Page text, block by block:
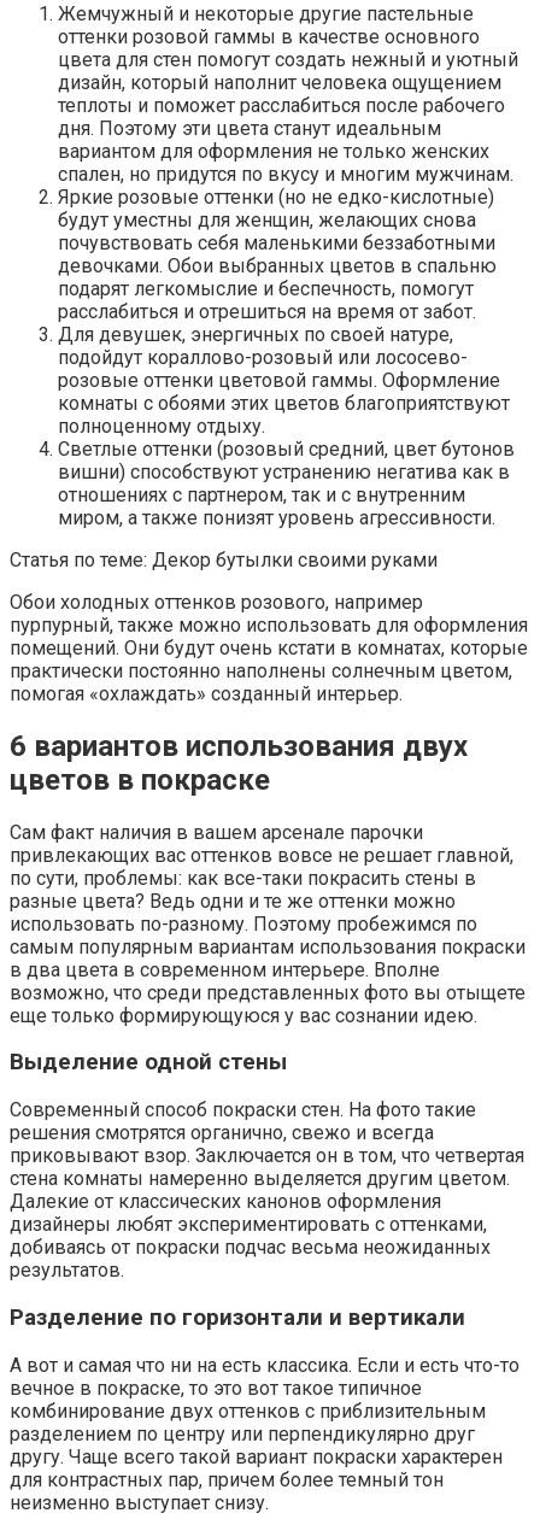
Жемчужный и некоторые другие пастельные
оттенки розовой гаммы в качестве основного
цвета для стен помогут создать нежный и уютный
дизайн, который наполнит человека ощущением
теплоты и поможет расслабиться после рабочего
дня. Поэтому эти цвета станут идеальным
вариантом для оформления не только женских
спален, но придутся по вкусу и многим мужчинам.
Яркие розовые оттенки (но не едко-кислотные)
будут уместны для женщин, желающих снова
почувствовать себя маленькими беззаботными
девочками. Обои выбранных цветов в спальню
подарят легкомыслие и беспечность, помогут
расслабиться и отрешиться на время от забот.
Для девушек, энергичных по своей натуре,
подойдут кораллово-розовый или лососево-
розовые оттенки цветовой гаммы. Оформление
комнаты с обоями этих цветов благоприятствуют
полноценному отдыху.
Светлые оттенки (розовый средний, цвет бутонов
вишни) способствуют устранению негатива как в
отношениях с партнером, так и с внутренним
миром, а также понизят уровень агрессивности.
Статья по теме: Декор бутылки своими руками
Обои холодных оттенков розового, например
пурпурный, также можно использовать для оформления
помещений. Они будут очень кстати в комнатах, которые
практически постоянно наполнены солнечным цветом,
помогая «охлаждать» созданный интерьер.
6 вариантов использования двух
цветов в покраске
Сам факт наличия в вашем арсенале парочки
привлекающих вас оттенков вовсе не решает главной,
по сути, проблемы: как все-таки покрасить стены в
разные цвета? Ведь одни и те же оттенки можно
использовать по-разному. Поэтому пробежимся по
самым популярным вариантам использования покраски
в два цвета в современном интерьере. Вполне
возможно, что среди представленных фото вы отыщете
еще только формирующуюся у вас сознании идею.
Выделение одной стены
Современный способ покраски стен. На фото такие
решения смотрятся органично, свежо и всегда
приковывают взор. Заключается он в том, что четвертая
стена комнаты намеренно выделяется другим цветом.
Далекие от классических канонов оформления
дизайнеры любят экспериментировать с оттенками,
добиваясь от покраски подчас весьма неожиданных
результатов.
Разделение по горизонтали и вертикали
А вот и самая что ни на есть классика. Если и есть что-то
вечное в покраске, то это вот такое типичное
комбинирование двух оттенков с приблизительным
разделением по центру или перпендикулярно друг
другу. Чаще всего такой вариант покраски характерен
для контрастных пар, причем более темный тон
неизменно выступает снизу.